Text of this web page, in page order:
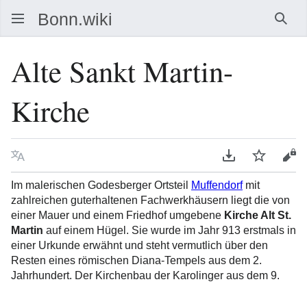
Alte Sankt Martin-
Kirche
Sprache PDF
Im malerischen Godesberger Ortsteil Muffendorfmit
zahlreichen guterhaltenen Fachwerkhäusern liegt die von
einer Mauer und einem Friedhof umgebene Kirche Alt St.
Martin auf einem Hügel. Sie wurde im Jahr 913 erstmals in
einer Urkunde erwähnt und steht vermutlich über den
Resten eines römischen Diana-Tempels aus dem 2.
Jahrhundert. Der Kirchenbau der Karolinger aus dem 9.